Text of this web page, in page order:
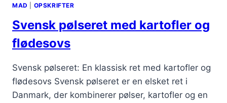
MAD OPSKRIFTER
Svensk pølseret med kartofler og
flødesovs
Svensk pølseret: En klassisk ret med kartofler og
flødesovs Svensk pølseret er en elsket ret i
Danmark, der kombinerer pølser, kartofler og en